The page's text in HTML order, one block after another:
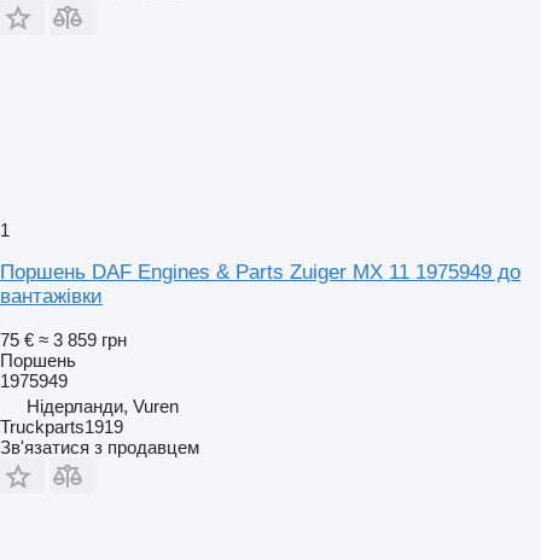
1
Поршень DAF Engines & Parts Zuiger MX 11 1975949 до
вантажівки
75 € ≈ 3 859 грн
Поршень
1975949
Нідерланди, Vuren
Truckparts1919
Зв'язатися з продавцем